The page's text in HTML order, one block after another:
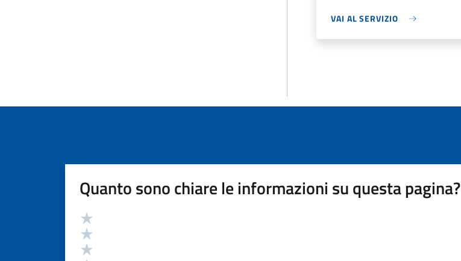
VAI AL SERVIZIO
Quanto sono chiare le informazioni su questa pagina?
Valutazione